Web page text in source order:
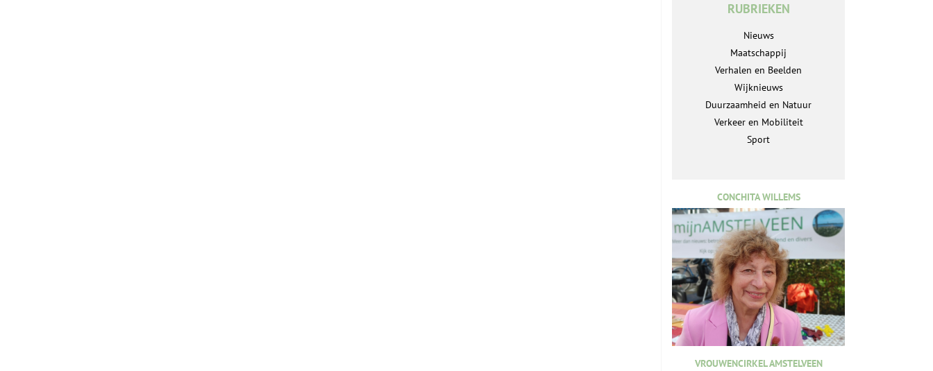
RUBRIEKEN
Nieuws
Maatschappij
Verhalen en Beelden
Wijknieuws
Duurzaamheid en Natuur
Verkeer en Mobiliteit
Sport
CONCHITA WILLEMS
VROUWENCIRKEL AMSTELVEEN